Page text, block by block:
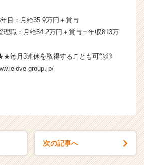
r）
年目：月給35.9万円＋賞与
54.2万円＋賞与＝年収813万
毎月3連休を取得することも可能◎
group.jp/
次の記事へ